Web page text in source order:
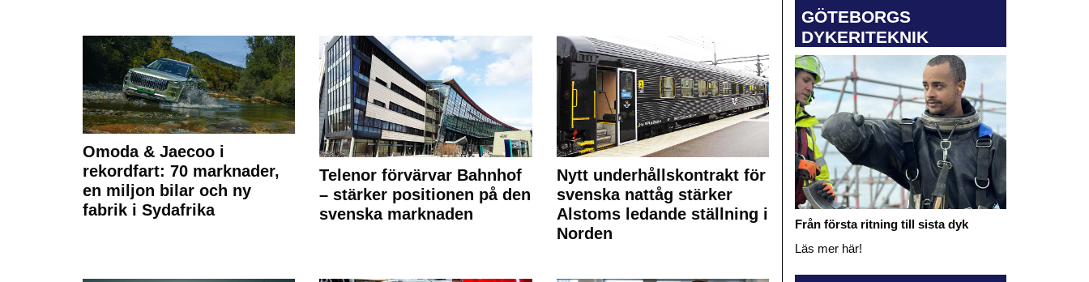
Omoda & Jaecoo i
rekordfart: 70 marknader,
en miljon bilar och ny
fabrik i Sydafrika
Telenor förvärvar Bahnhof
– stärker positionen på den
svenska marknaden
Nytt underhållskontrakt för
svenska nattåg stärker
Alstoms ledande ställning i
Norden
GÖTEBORGS
DYKERITEKNIK
Från första ritning till sista dyk
Läs mer här!